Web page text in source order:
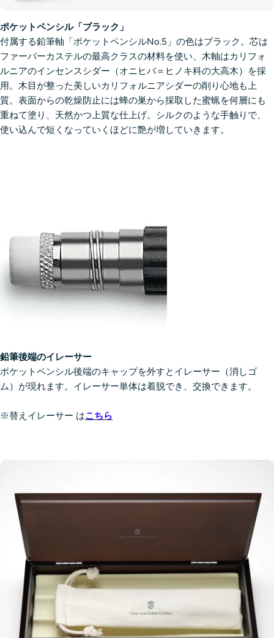
ポケットペンシル「ブラック」
付属する鉛筆軸「ポケットペンシルNo.5」の色はブラック。芯は
ファーバーカステルの最高クラスの材料を使い、木軸はカリフォ
ルニアのインセンスシダー（オニヒバ＝ヒノキ科の大高木）を採
用。木目が整った美しいカリフォルニアシダーの削り心地も上
質。表面からの乾燥防止には蜂の巣から採取した蜜蝋を何層にも
重ねて塗り、天然かつ上質な仕上げ。シルクのような手触りで、
使い込んで短くなっていくほどに艶が増していきます。
鉛筆後端のイレーサー
ポケットペンシル後端のキャップを外すとイレーサー（消しゴ
ム）が現れます。イレーサー単体は着脱でき、交換できます。
※替えイレーサー はこちら